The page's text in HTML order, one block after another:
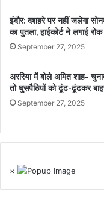
इंदौर: दशहरे पर नहीं जलेगा
का पुतला, हाईकोर्ट ने लगाई रोक
September 27, 2025
अररिया में बोले अमित शाह-
तो घुसपैठियों को ढूंढ-ढूंढकर
September 27, 2025
×